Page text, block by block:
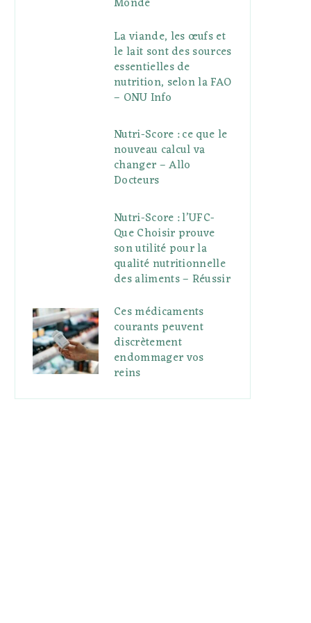
La viande, les œufs et
le lait sont des sources
essentielles de
nutrition, selon la FAO
– ONU Info
Nutri-Score : ce que le
nouveau calcul va
changer – Allo
Docteurs
Nutri-Score : l’UFC-
Que Choisir prouve
son utilité pour la
qualité nutritionnelle
des aliments – Réussir
Ces médicaments
courants peuvent
discrètement
endommager vos
reins